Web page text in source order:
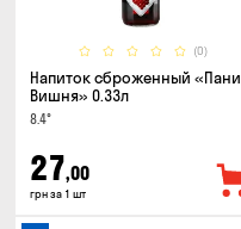
(0)
Напиток сброженный «Пани
Вишня» 0.33л
8.4°
27,00
грн за 1 шт